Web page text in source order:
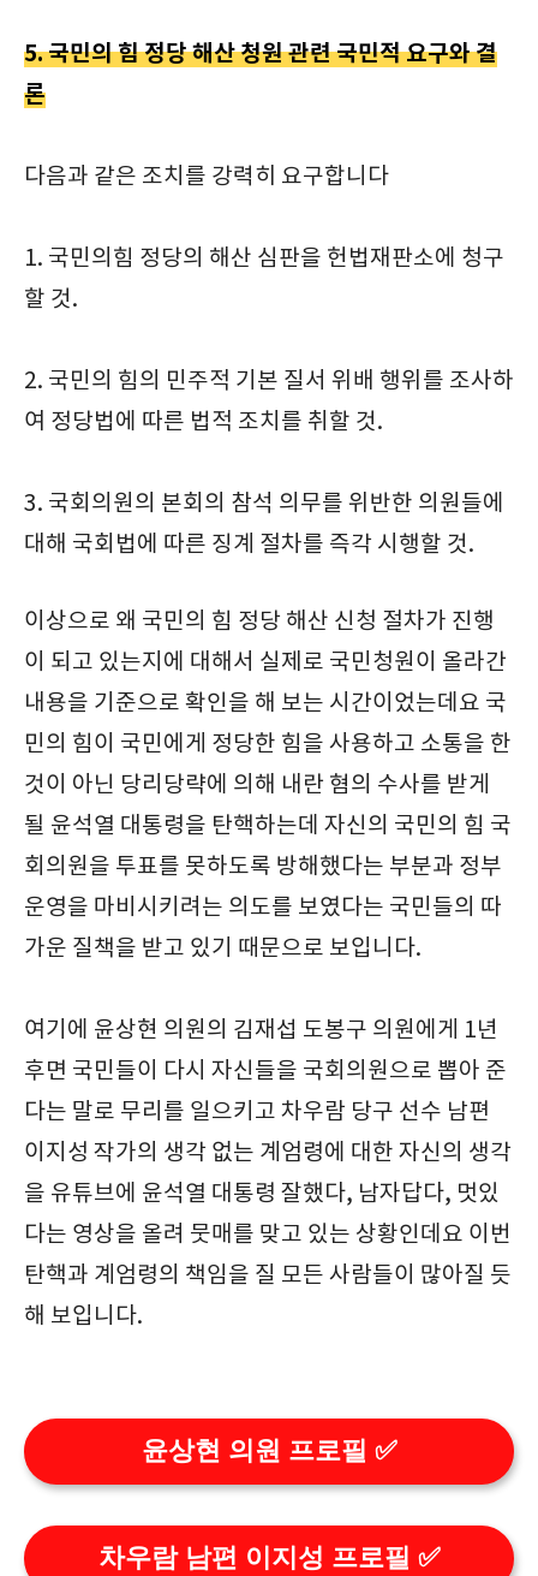
5. 국민의 힘 정당 해산 청원 관련 국민적 요구와 결
론
다음과 같은 조치를 강력히 요구합니다
1. 국민의힘 정당의 해산 심판을 헌법재판소에 청구
할 것.
2. 국민의 힘의 민주적 기본 질서 위배 행위를 조사하
여 정당법에 따른 법적 조치를 취할 것.
3. 국회의원의 본회의 참석 의무를 위반한 의원들에
대해 국회법에 따른 징계 절차를 즉각 시행할 것.
이상으로 왜 국민의 힘 정당 해산 신청 절차가 진행
이 되고 있는지에 대해서 실제로 국민청원이 올라간
내용을 기준으로 확인을 해 보는 시간이었는데요 국
민의 힘이 국민에게 정당한 힘을 사용하고 소통을 한
것이 아닌 당리당략에 의해 내란 혐의 수사를 받게
될 윤석열 대통령을 탄핵하는데 자신의 국민의 힘 국
회의원을 투표를 못하도록 방해했다는 부분과 정부
운영을 마비시키려는 의도를 보였다는 국민들의 따
가운 질책을 받고 있기 때문으로 보입니다.
여기에 윤상현 의원의 김재섭 도봉구 의원에게 1년
후면 국민들이 다시 자신들을 국회의원으로 뽑아 준
다는 말로 무리를 일으키고 차우람 당구 선수 남편
이지성 작가의 생각 없는 계엄령에 대한 자신의 생각
을 유튜브에 윤석열 대통령 잘했다, 남자답다, 멋있
다는 영상을 올려 뭇매를 맞고 있는 상황인데요 이번
탄핵과 계엄령의 책임을 질 모든 사람들이 많아질 듯
해 보입니다.
윤상현 의원 프로필 ✅
차우람 남편 이지성 프로필 ✅